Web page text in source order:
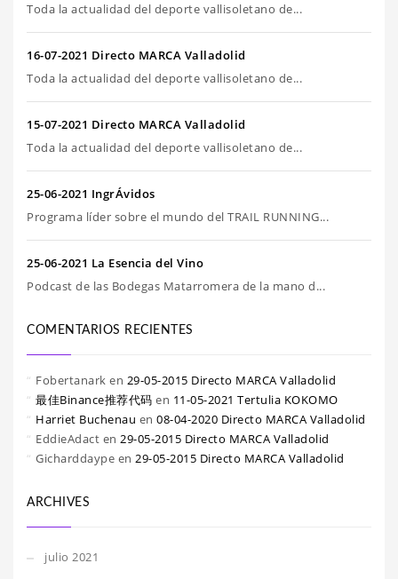
Toda la actualidad del deporte vallisoletano de...
16-07-2021 Directo MARCA Valladolid
Toda la actualidad del deporte vallisoletano de...
15-07-2021 Directo MARCA Valladolid
Toda la actualidad del deporte vallisoletano de...
25-06-2021 IngrÁvidos
Programa líder sobre el mundo del TRAIL RUNNING...
25-06-2021 La Esencia del Vino
Podcast de las Bodegas Matarromera de la mano d...
COMENTARIOS RECIENTES
Fobertanark en 29-05-2015 Directo MARCA Valladolid
最佳Binance推荐代码 en 11-05-2021 Tertulia KOKOMO
Harriet Buchenau en 08-04-2020 Directo MARCA Valladolid
EddieAdact en 29-05-2015 Directo MARCA Valladolid
Gicharddaype en 29-05-2015 Directo MARCA Valladolid
ARCHIVES
julio 2021